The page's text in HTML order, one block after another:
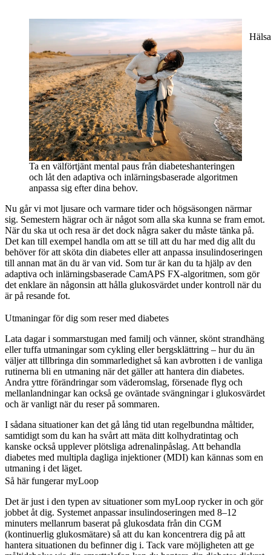
Hälsa
Ta en välförtjänt mental paus från diabeteshanteringen
och låt den adaptiva och inlärningsbaserade algoritmen
anpassa sig efter dina behov.
Nu går vi mot ljusare och varmare tider och högsäsongen närmar
sig. Semestern hägrar och är något som alla ska kunna se fram emot.
När du ska ut och resa är det dock några saker du måste tänka på.
Det kan till exempel handla om att se till att du har med dig allt du
behöver för att sköta din diabetes eller att anpassa insulindoseringen
till annan mat än du är van vid. Som tur är kan du ta hjälp av den
adaptiva och inlärningsbaserade CamAPS FX-algoritmen, som gör
det enklare än någonsin att hålla glukosvärdet under kontroll när du
är på resande fot.
Utmaningar för dig som reser med diabetes
Lata dagar i sommarstugan med familj och vänner, skönt strandhäng
eller tuffa utmaningar som cykling eller bergsklättring – hur du än
väljer att tillbringa din sommarledighet så kan avbrotten i de vanliga
rutinerna bli en utmaning när det gäller att hantera din diabetes.
Andra yttre förändringar som väderomslag, försenade flyg och
mellanlandningar kan också ge oväntade svängningar i glukosvärdet
och är vanligt när du reser på sommaren.
I sådana situationer kan det gå lång tid utan regelbundna måltider,
samtidigt som du kan ha svårt att mäta ditt kolhydratintag och
kanske också upplever plötsliga adrenalinpåslag. Att behandla
diabetes med multipla dagliga injektioner (MDI) kan kännas som en
utmaning i det läget.
Så här fungerar myLoop
Det är just i den typen av situationer som myLoop rycker in och gör
jobbet åt dig. Systemet anpassar insulindoseringen med 8–12
minuters mellanrum baserat på glukosdata från din CGM
(kontinuerlig glukosmätare) så att du kan koncentrera dig på att
hantera situationen du befinner dig i. Tack vare möjligheten att ge